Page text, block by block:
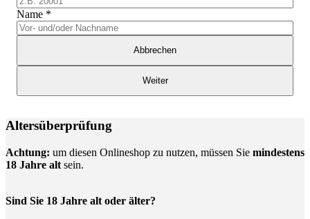
Name *
Abbrechen
Weiter
Altersüberprüfung
Achtung: um diesen Onlineshop zu nutzen, müssen Sie mindestens
18 Jahre alt sein.
Sind Sie 18 Jahre alt oder älter?